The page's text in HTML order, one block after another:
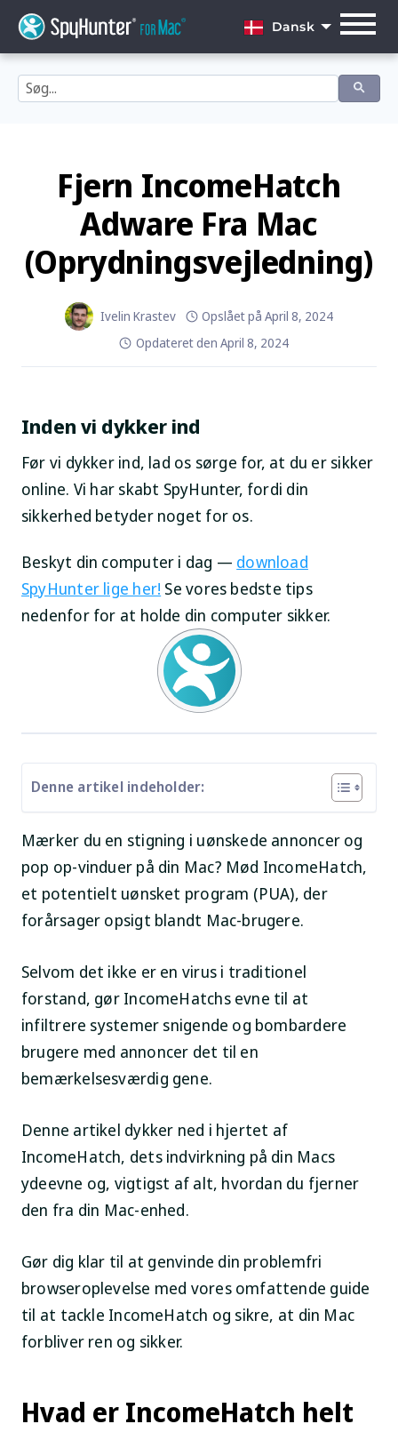
content
Dansk
English
Français
Italiano
Nederlands
Norsk
Português
Fjern IncomeHatch
Adware Fra Mac
(Oprydningsvejledning)
Ivelin Krastev Opslået på April 8, 2024
Opdateret den April 8, 2024
Inden vi dykker ind
Før vi dykker ind, lad os sørge for, at du er sikker
online. Vi har skabt SpyHunter, fordi din
sikkerhed betyder noget for os.
Beskyt din computer i dag — download
SpyHunter lige her! Se vores bedste tips
nedenfor for at holde din computer sikker.
Denne artikel indeholder:
Mærker du en stigning i uønskede annoncer og
pop op-vinduer på din Mac? Mød IncomeHatch,
et potentielt uønsket program (PUA), der
forårsager opsigt blandt Mac-brugere.
Selvom det ikke er en virus i traditionel
forstand, gør IncomeHatchs evne til at
infiltrere systemer snigende og bombardere
brugere med annoncer det til en
bemærkelsesværdig gene.
Denne artikel dykker ned i hjertet af
IncomeHatch, dets indvirkning på din Macs
ydeevne og, vigtigst af alt, hvordan du fjerner
den fra din Mac-enhed.
Gør dig klar til at genvinde din problemfri
browseroplevelse med vores omfattende guide
til at tackle IncomeHatch og sikre, at din Mac
forbliver ren og sikker.
Hvad er IncomeHatch helt